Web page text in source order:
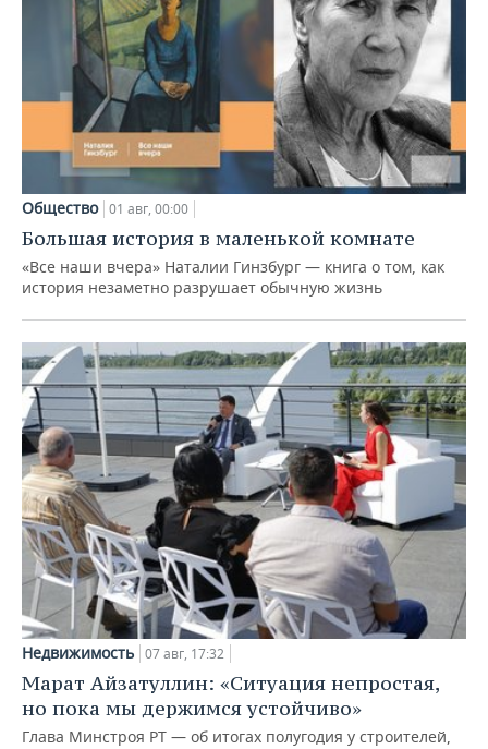
Общество 01 авг, 00:00
Большая история в маленькой комнате
«Все наши вчера» Наталии Гинзбург — книга о том, как
история незаметно разрушает обычную жизнь
Недвижимость 07 авг, 17:32
Марат Айзатуллин: «Ситуация непростая,
но пока мы держимся устойчиво»
Глава Минстроя РТ — об итогах полугодия у строителей,